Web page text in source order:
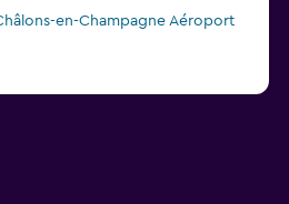
en-Champagne Aéroport